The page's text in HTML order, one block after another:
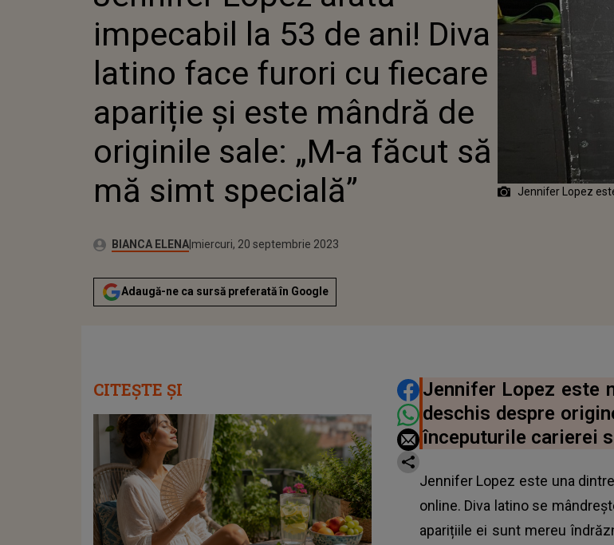
FIECARE APARIȚIE ȘI ESTE
MÂNDRĂ DE ORIGINILE SALE: „M-
A FĂCUT SĂ MĂ SIMT SPECIALĂ”
impecabil la 53 de ani! Diva
latino face furori cu fiecare
apariție și este mândră de
originile sale: „M-a făcut să
mă simt specială”
Autor:BIANCA ELENAPublicat:
marți, 20 septembrie 2022
Actualizat:
miercuri, 20 septembrie 2023
Adaugă-ne ca sursă preferată în Google
Jennifer Lopez
DISTRIBUIE ARTICOLUL
Jennifer Lopez este
deschis despre
începuturile carierei
Jennifer Lopez este una
online. Diva latino se
aparițiile ei sunt mereu
CITEȘTE ȘI